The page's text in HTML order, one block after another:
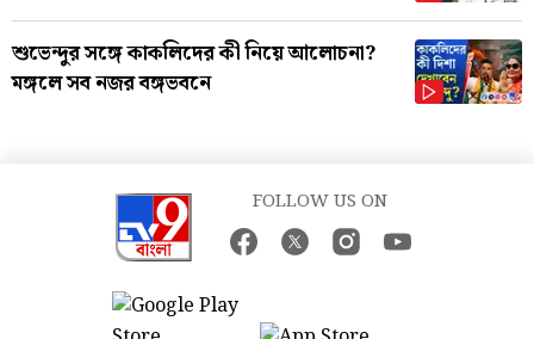
শুভেন্দুর সঙ্গে কাকলিদের কী নিয়ে আলোচনা?
মঙ্গলে সব নজর বঙ্গভবনে
FOLLOW US ON